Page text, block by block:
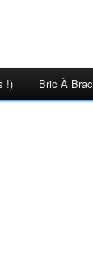
!) Bric À Brac